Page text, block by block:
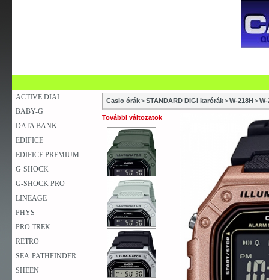
ACTIVE DIAL
BABY-G
DATA BANK
EDIFICE
EDIFICE PREMIUM
G-SHOCK
G-SHOCK PRO
LINEAGE
PHYS
PRO TREK
RETRO
SEA-PATHFINDER
SHEEN
Casio órák>STANDARD DIGI karórák>W-218H>W-
További változatok